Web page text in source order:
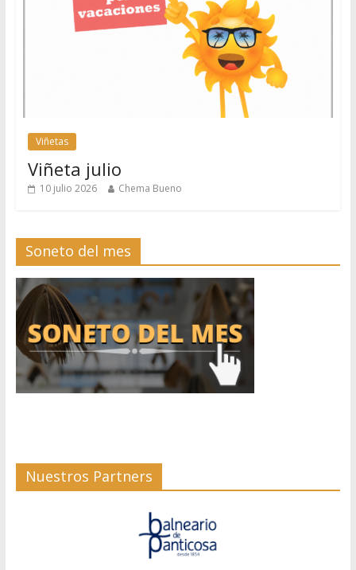
Viñetas
Viñeta julio
10 julio 2026 Chema Bueno
Soneto del mes
Nuestros Partners